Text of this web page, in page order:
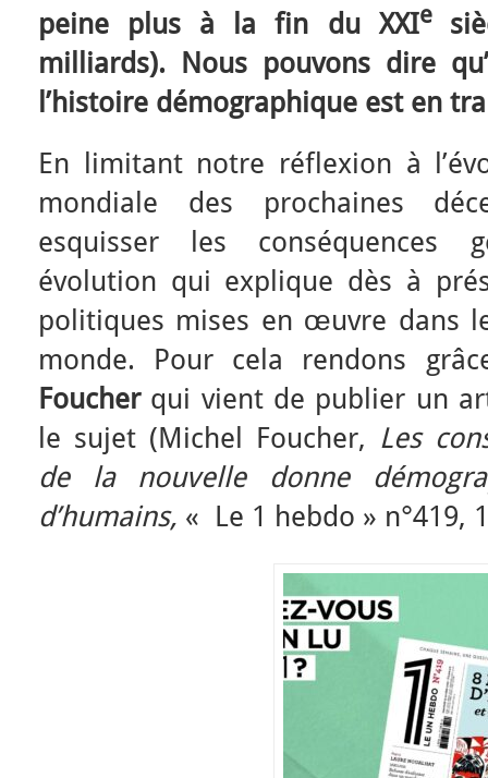
peine plus à la fin du XXIe
milliards). Nous pouvons dire
l’histoire démographique est en
En limitant notre réflexion à
mondiale des prochaines
esquisser les conséquences
évolution qui explique dès à
politiques mises en œuvre dans
monde. Pour cela rendons
Foucherqui vient de publier un
le sujet (Michel Foucher, Les
de la nouvelle donne
d’humains, « Le 1 hebdo » n°419,